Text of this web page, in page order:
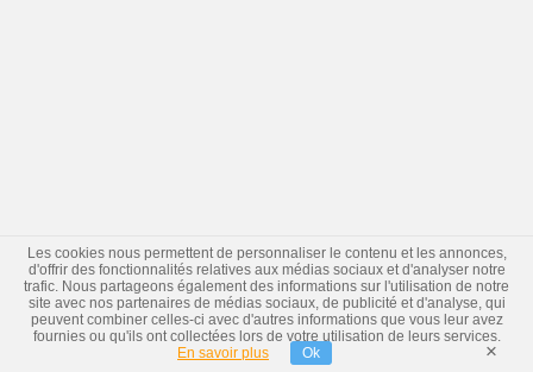
Les cookies nous permettent de personnaliser le contenu et les annonces,
d'offrir des fonctionnalités relatives aux médias sociaux et d'analyser notre
trafic. Nous partageons également des informations sur l'utilisation de notre
site avec nos partenaires de médias sociaux, de publicité et d'analyse, qui
peuvent combiner celles-ci avec d'autres informations que vous leur avez
fournies ou qu'ils ont collectées lors de votre utilisation de leurs services.
En savoir plus
Ok ×